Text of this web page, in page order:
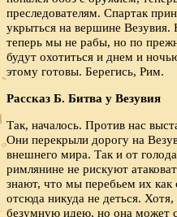
преследователям. Спартак
укрыться на вершине
теперь мы не рабы, но по
будут охотиться и днем и
этому готовы. Берегись, Рим.
Рассказ Б. Битва у Везувия
Так, началось. Против нас
Они перекрыли дорогу на
внешнего мира. Так и от
римлянине не рискуют
знают, что мы перебьем их
отсюда никуда не деться.
безумную идею, но она может